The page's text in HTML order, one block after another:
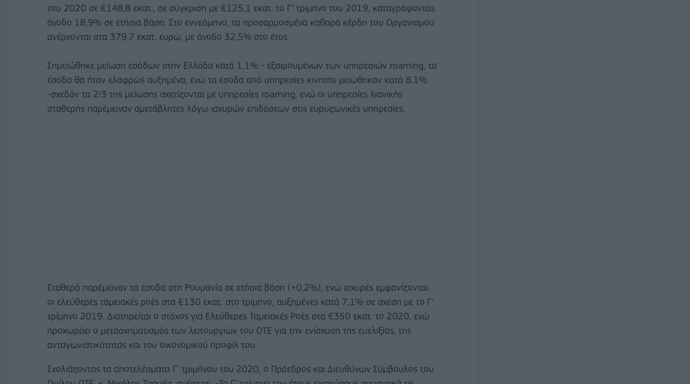
του 2020 σε €148,8 εκατ., σε σύγκριση με €125,1 εκατ. το Γ’ τρίμηνο του 2019, καταγράφοντας
άνοδο 18,9% σε ετήσια βάση. Στο εννεάμηνο, τα προσαρμοσμένα καθαρά κέρδη του Οργανισμου
ανέρχονται στα 379,7 εκατ. ευρώ, με άνοδο 32,5% στο έτος.
Σημειώθηκε μείωση εσόδων στην Ελλάδα κατά 1,1% - εξαιρουμένων των υπηρεσιών roaming, τα
έσοδα θα ήταν ελαφρώς αυξημένα, ενώ τα έσοδα από υπηρεσίες κινητής μειώθηκαν κατά 8,1%
-σχεδόν τα 2/3 της μείωσης σχετίζονται με υπηρεσίες roaming, ενώ οι υπηρεσίες λιανικής
σταθερής παρέμειναν αμετάβλητες λόγω ισχυρών επιδόσεων στις ευρυζωνικές υπηρεσίες.
Σταθερά παρέμειναν τα έσοδα στη Ρουμανία σε ετήσια βάση (+0,2%), ενώ ισχυρές εμφανίζονται
οι ελεύθερες ταμειακές ροές στα €130 εκατ. στο τρίμηνο, αυξημένες κατά 7,1% σε σχέση με το Γ’
τρίμηνο 2019. Διατηρείται ο στόχος για Ελεύθερες Ταμειακές Ροές στα €350 εκατ. το 2020, ενώ
προχωράει ο μετασχηματισμός των λειτουργιών του ΟΤΕ για την ενίσχυση της ευελιξίας, της
ανταγωνιστικότητας και του οικονομικού προφίλ του.
Σχολιάζοντας τα αποτελέσματα Γ’ τριμήνου του 2020, ο Πρόεδρος και Διευθύνων Σύμβουλος του